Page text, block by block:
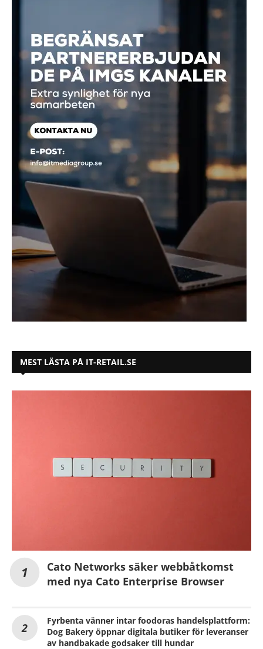
MEST LÄSTA PÅ IT-RETAIL.SE
Cato Networks säker webbåtkomst
med nya Cato Enterprise Browser
Fyrbenta vänner intar foodoras handelsplattform:
Dog Bakery öppnar digitala butiker för leveranser
av handbakade godsaker till hundar